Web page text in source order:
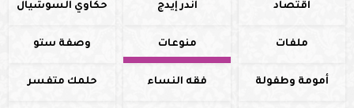
اقتصاد أندر إيدج حكاوي السوشيال
ملفات منوعات وصفة ستو
أمومة وطفولة فقه النساء حلمك متفسر